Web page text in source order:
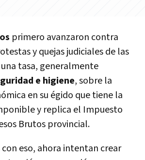
primero avanzaron contra
y quejas judiciales de las
tasa, generalmente
e higiene, sobre la
en su égido que tiene la
y replica el Impuesto
Brutos provincial.
eso, ahora intentan crear